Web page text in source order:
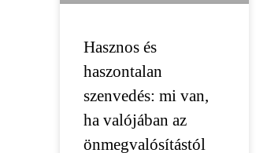
Hasznos és
haszontalan
szenvedés: mi van,
ha valójában az
önmegvalósítástól